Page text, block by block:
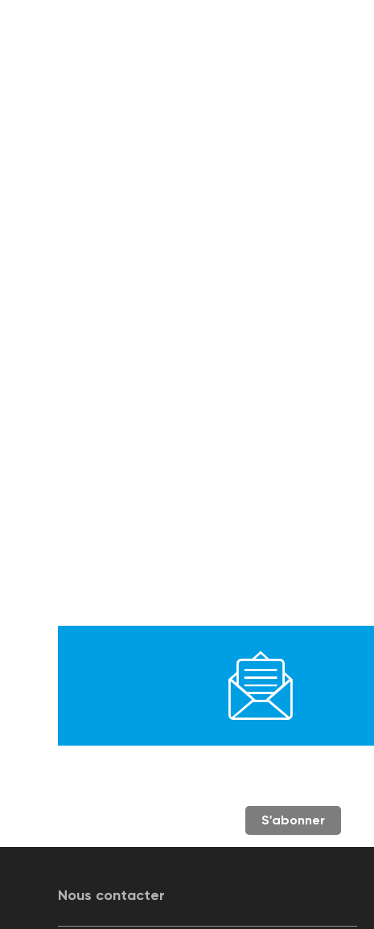
S'abonner
Nous contacter